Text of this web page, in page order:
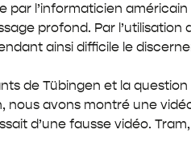
par l’informaticien
profond. Par
ainsi difficile le
de Tübingen et la
avons montré une
d’une fausse vidéo.